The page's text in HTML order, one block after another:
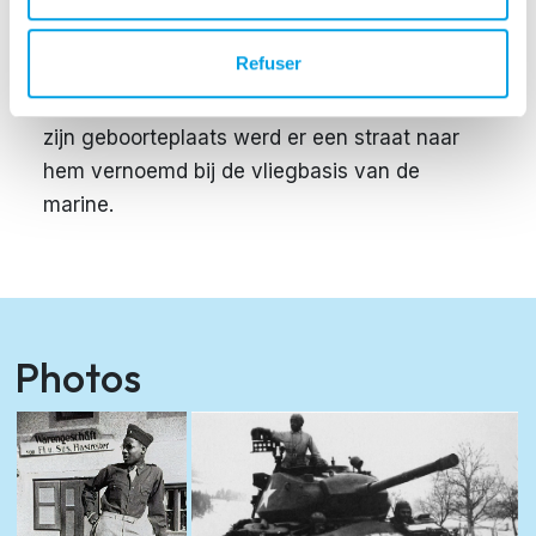
Refuser
het Purple Heart met drie Oak Leaf Clusters.
Crecy overleed in 1976 op 53-jarige leeftijd en
werd begraven met volledige militaire eer. In
zijn geboorteplaats werd er een straat naar
hem vernoemd bij de vliegbasis van de
marine.
Photos